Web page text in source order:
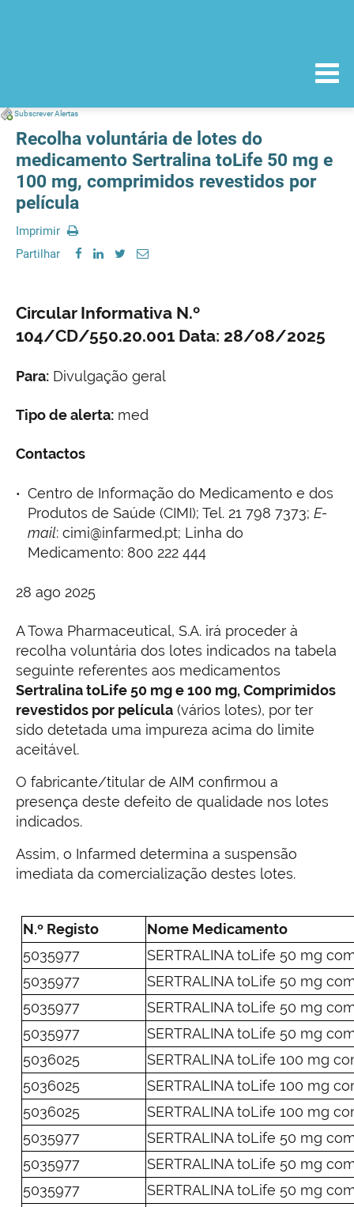
Subscrever Alertas
Recolha voluntária de lotes do
medicamento Sertralina toLife 50 mg e
100 mg, comprimidos revestidos por
película
Imprimir
Partilhar
Circular Informativa N.º
104/CD/550.20.001 Data: 28/08/2025
Para: Divulgação geral
Tipo de alerta: med
Contactos
Centro de Informação do Medicamento e dos
Produtos de Saúde (CIMI); Tel. 21 798 7373; E-
mail: cimi@infarmed.pt; Linha do
Medicamento: 800 222 444
28 ago 2025
A Towa Pharmaceutical, S.A. irá proceder à
recolha voluntária dos lotes indicados na tabela
seguinte referentes aos medicamentos
Sertralina toLife 50 mg e 100 mg, Comprimidos
revestidos por película (vários lotes), por ter
sido detetada uma impureza acima do limite
aceitável.
O fabricante/titular de AIM confirmou a
presença deste defeito de qualidade nos lotes
indicados.
Assim, o Infarmed determina a suspensão
imediata da comercialização destes lotes.
N.º Registo
Nome Medicamento
5035977
SERTRALINA toLife 50 mg
5035977
SERTRALINA toLife 50 mg
5035977
SERTRALINA toLife 50 mg
5035977
SERTRALINA toLife 50 mg
5036025
SERTRALINA toLife 100 mg
5036025
SERTRALINA toLife 100 mg
5036025
SERTRALINA toLife 100 mg
5035977
SERTRALINA toLife 50 mg
5035977
SERTRALINA toLife 50 mg
5035977
SERTRALINA toLife 50 mg